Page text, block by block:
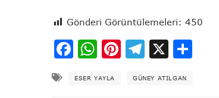
Gönderi Görüntülemeleri: 450
Facebook
WhatsApp
Pinterest
X
ESER YAYLA GÜNEY ATILGAN